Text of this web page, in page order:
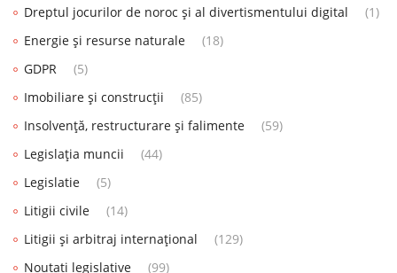
Dreptul jocurilor de noroc și al divertismentului digital
(1)
Energie și resurse naturale
(18)
GDPR
(5)
Imobiliare și construcții
(85)
Insolvență, restructurare și falimente
(59)
Legislația muncii
(44)
Legislatie
(5)
Litigii civile
(14)
Litigii și arbitraj internațional
(129)
Noutati legislative
(99)